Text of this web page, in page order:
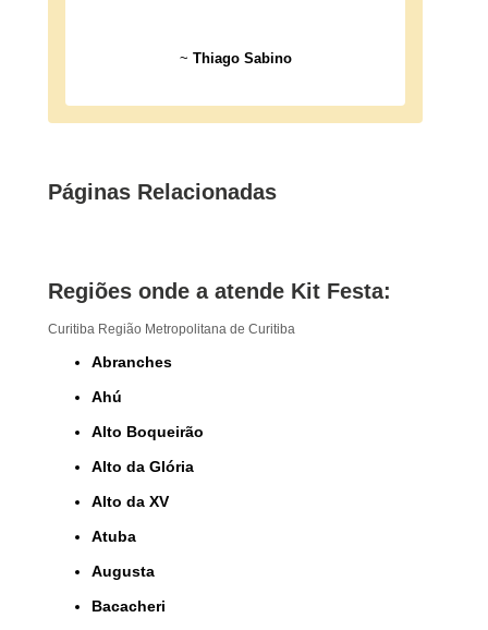
~ Thiago Sabino
Páginas Relacionadas
Regiões onde a atende Kit Festa:
Curitiba Região Metropolitana de Curitiba
Abranches
Ahú
Alto Boqueirão
Alto da Glória
Alto da XV
Atuba
Augusta
Bacacheri